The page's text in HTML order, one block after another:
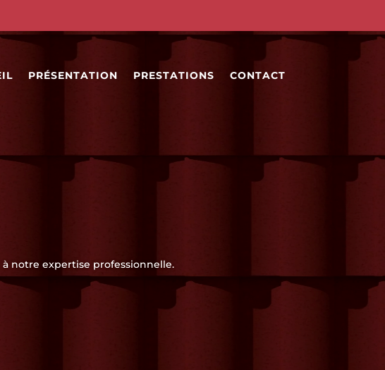
PRÉSENTATION PRESTATIONS CONTACT
notre expertise professionnelle.